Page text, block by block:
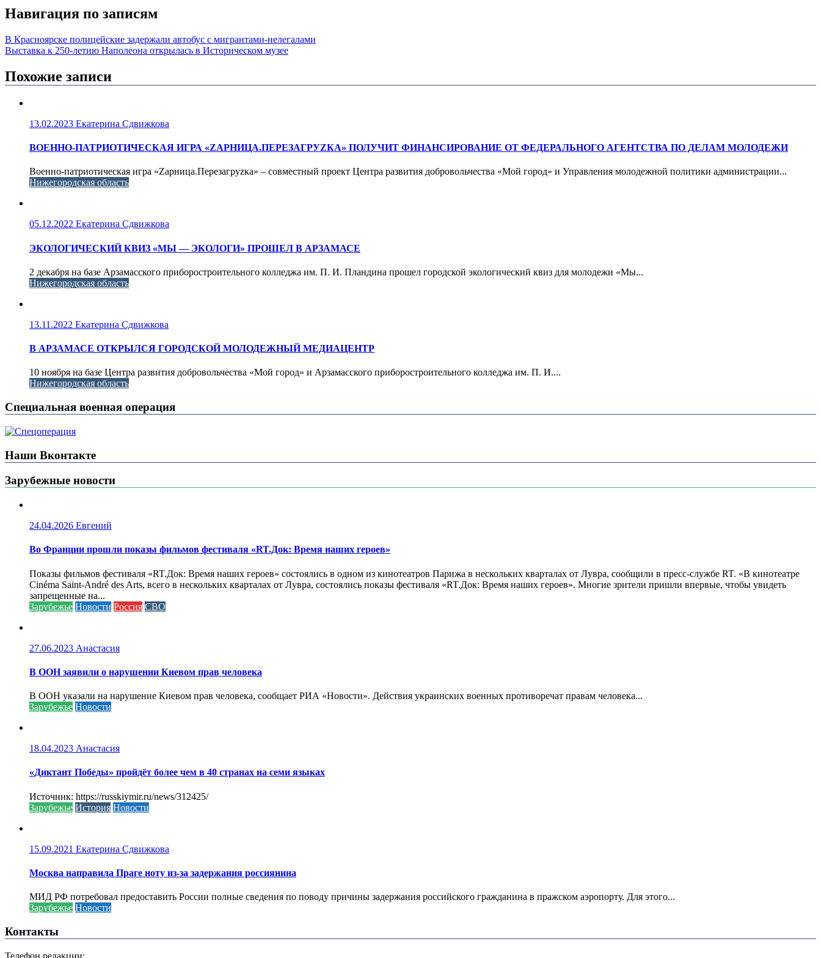
Навигация по записям
В Красноярске полицейские задержали автобус с мигрантами-нелегалами
Выставка к 250-летию Наполеона открылась в Историческом музее
Похожие записи
13.02.2023 Екатерина Сдвижкова
ВОЕННО-ПАТРИОТИЧЕСКАЯ ИГРА «ZАРНИЦА.ПЕРЕЗАГРУZКА» ПОЛУЧИТ ФИНАНСИРОВАНИЕ ОТ ФЕДЕРАЛЬНОГО АГЕНТСТВА ПО ДЕЛАМ МОЛОДЕЖИ
Военно-патриотическая игра «Zарница.Перезагруzка» – совместный проект Центра развития добровольчества «Мой город» и Управления молодежной политики администрации...
Нижегородская область
05.12.2022 Екатерина Сдвижкова
ЭКОЛОГИЧЕСКИЙ КВИЗ «МЫ — ЭКОЛОГИ» ПРОШЕЛ В АРЗАМАСЕ
2 декабря на базе Арзамасского приборостроительного колледжа им. П. И. Пландина прошел городской экологический квиз для молодежи «Мы...
Нижегородская область
13.11.2022 Екатерина Сдвижкова
В АРЗАМАСЕ ОТКРЫЛСЯ ГОРОДСКОЙ МОЛОДЕЖНЫЙ МЕДИАЦЕНТР
10 ноября на базе Центра развития добровольчества «Мой город» и Арзамасского приборостроительного колледжа им. П. И....
Нижегородская область
Специальная военная операция
Наши Вконтакте
Зарубежные новости
24.04.2026 Евгений
Во Франции прошли показы фильмов фестиваля «RT.Док: Время наших героев»
Показы фильмов фестиваля «RT.Док: Время наших героев» состоялись в одном из кинотеатров Парижа в нескольких кварталах от Лувра, сообщили в пресс-службе RT. «В кинотеатре
Cinéma Saint-André des Arts, всего в нескольких кварталах от Лувра, состоялись показы фестиваля «RT.Док: Время наших героев». Многие зрители пришли впервые, чтобы увидеть
запрещенные на...
Зарубежье Новости Россия СВО
27.06.2023 Анастасия
В ООН заявили о нарушении Киевом прав человека
В ООН указали на нарушение Киевом прав человека, сообщает РИА «Новости». Действия украинских военных противоречат правам человека...
Зарубежье Новости
18.04.2023 Анастасия
«Диктант Победы» пройдёт более чем в 40 странах на семи языках
Источник: https://russkiymir.ru/news/312425/
Зарубежье История Новости
15.09.2021 Екатерина Сдвижкова
Москва направила Праге ноту из-за задержания россиянина
МИД РФ потребовал предоставить России полные сведения по поводу причины задержания российского гражданина в пражском аэропорту. Для этого...
Зарубежье Новости
Контакты
Телефон редакции: